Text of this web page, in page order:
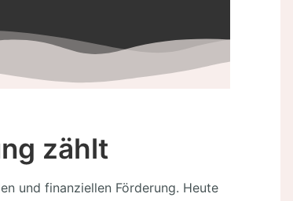
zählt
und finanziellen Förderung. Heute